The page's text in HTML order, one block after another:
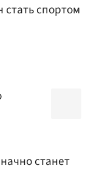
стать спортом
станет